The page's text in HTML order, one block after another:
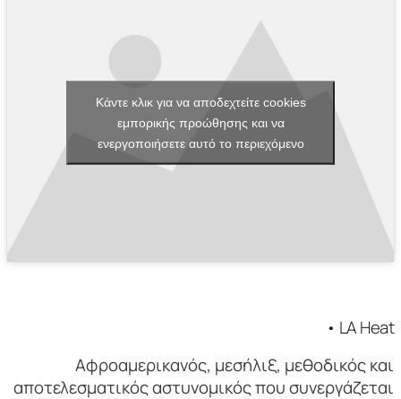
Κάντε κλικ για να αποδεχτείτε cookies
εμπορικής προώθησης και να
ενεργοποιήσετε αυτό το περιεχόμενο
• LA Heat
Αφροαμερικανός, μεσήλιξ, μεθοδικός και
αποτελεσματικός αστυνομικός που συνεργάζεται